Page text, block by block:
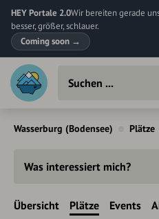
HEY Portale 2.0Wir bereiten gerade
besser, größer, schlauer.
Coming soon →
Wasserburg (Bodensee) Plätze
Was interessiert mich?
Übersicht Plätze Events